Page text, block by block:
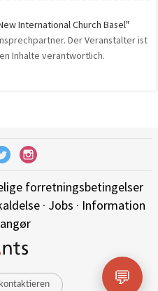
International Church Basel"
Der Veranstalter ist
Inhalte verantwortlich.
forretningsbetingelser
· Jobs · Information
💬